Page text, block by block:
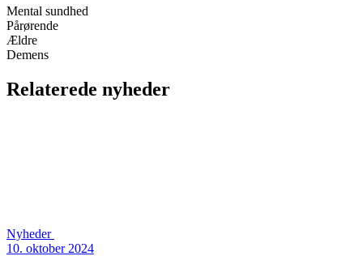
Mental sundhed
Pårørende
Ældre
Demens
Relaterede nyheder
Nyheder
10. oktober 2024